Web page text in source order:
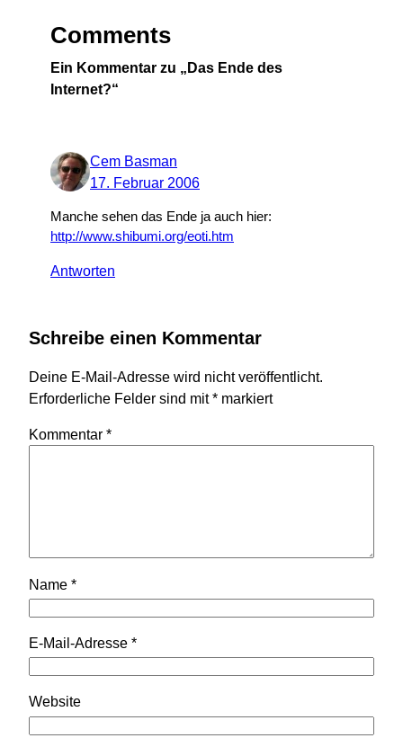
Comments
Ein Kommentar zu „Das Ende des
Internet?“
Cem Basman
17. Februar 2006
Manche sehen das Ende ja auch hier:
http://www.shibumi.org/eoti.htm
Antworten
Schreibe einen Kommentar
Deine E-Mail-Adresse wird nicht veröffentlicht.
Erforderliche Felder sind mit* markiert
Kommentar *
Name *
E-Mail-Adresse *
Website